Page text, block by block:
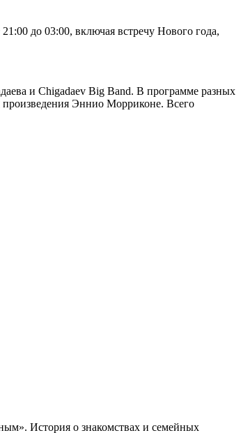
до 03:00, включая встречу Нового года,
и Chigadaev Big Band. В программе разных
Эннио Морриконе. Всего
История о знакомствах и семейных